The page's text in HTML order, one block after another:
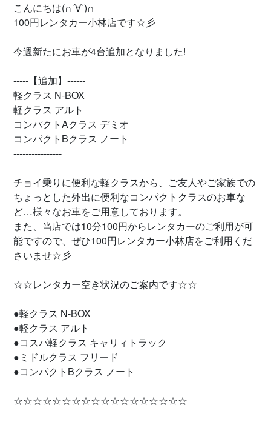
こんにちは(∩´∀`)∩
100円レンタカー小林店です☆彡
今週新たにお車が4台追加となりました!
-----【追加】------
軽クラス N-BOX
軽クラス アルト
コンパクトAクラス デミオ
コンパクトBクラス ノート
----------------
チョイ乗りに便利な軽クラスから、ご友人やご家族での
ちょっとした外出に便利なコンパクトクラスのお車な
ど…様々なお車をご用意しております。
また、当店では10分100円からレンタカーのご利用が可
能ですので、ぜひ100円レンタカー小林店をご利用くだ
さいませ☆彡
☆☆レンタカー空き状況のご案内です☆☆
●軽クラス N-BOX
●軽クラス アルト
●コスパ軽クラス キャリィトラック
●ミドルクラス フリード
●コンパクトBクラス ノート
☆☆☆☆☆☆☆☆☆☆☆☆☆☆☆☆☆☆